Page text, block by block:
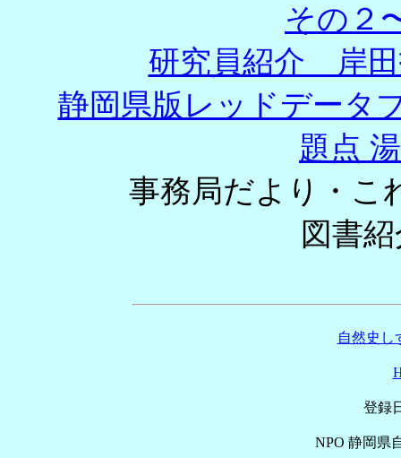
その２
研究員紹介 岸田
静岡県版レッドデータ
題点
事務局だより
図
自然史し
登録
NPO 静岡県